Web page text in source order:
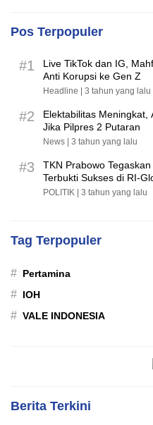
Pos Terpopuler
#1
Live TikTok dan IG,
Anti Korupsi ke Gen Z
Headline | 3 tahun yang lalu
#2
Elektabilitas Meningkat,
Jika Pilpres 2 Putaran
News | 3 tahun yang lalu
#3
TKN Prabowo
Terbukti Sukses di RI-
POLITIK | 3 tahun yang lalu
Tag Terpopuler
# Pertamina
# IOH
# VALE INDONESIA
Berita Terkini